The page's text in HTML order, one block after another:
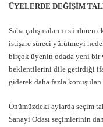
ÜYELERDE DEĞİŞİM
Saha çalışmalarını sürdüren
istişare süreci yürütmeyi
birçok üyenin odada yeni bir
beklentilerini dile getirdiği
giderek daha fazla
Önümüzdeki aylarda seçim
Sanayi Odası seçimlerinin